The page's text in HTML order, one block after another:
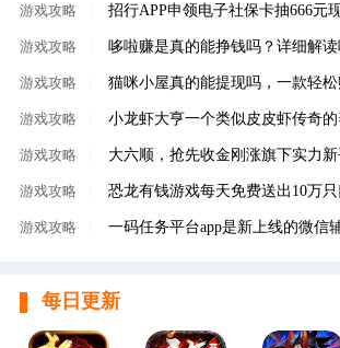
游戏攻略
游戏攻略
游戏攻略
游戏攻略
游戏攻略
游戏攻略
游戏攻略
每日更新